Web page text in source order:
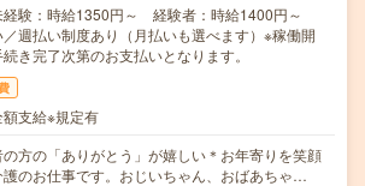
経験：時給1350円～ 経験者：時給1400円～
週払い制度あり（月払いも選べます）※稼働開
き完了次第のお支払いとなります。
支給※規定有
の方の「ありがとう」が嬉しい＊お年寄りを笑顔
護のお仕事です。おじいちゃん、おばあちゃ…